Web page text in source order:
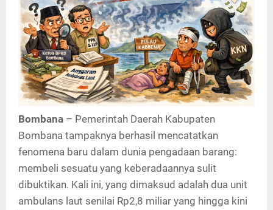
Bombana – Pemerintah Daerah Kabupaten
Bombana tampaknya berhasil mencatatkan
fenomena baru dalam dunia pengadaan barang:
membeli sesuatu yang keberadaannya sulit
dibuktikan. Kali ini, yang dimaksud adalah dua unit
ambulans laut senilai Rp2,8 miliar yang hingga kini